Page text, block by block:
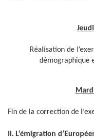
Réalisation de
démographique
Fin de la correction de
II. L’émigration